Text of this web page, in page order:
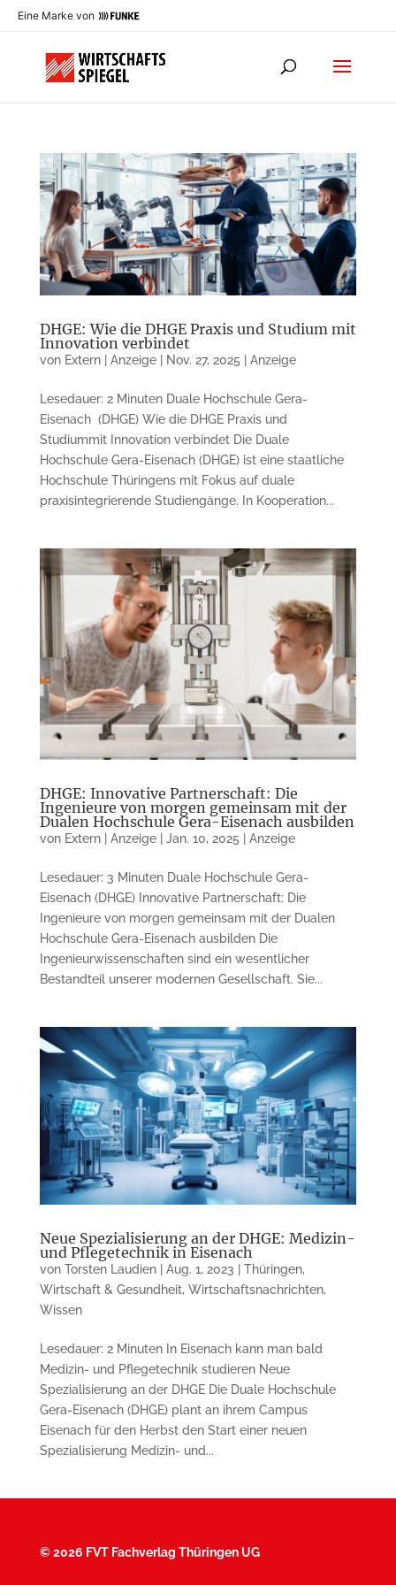
Eine Marke von
DHGE: Wie die DHGE Praxis und Studium mit
Innovation verbindet
von Extern | Anzeige| Nov. 27, 2025 Anzeige
Lesedauer: 2 Minuten Duale Hochschule Gera-
Eisenach (DHGE) Wie die DHGE Praxis und
Studiummit Innovation verbindet Die Duale
Hochschule Gera-Eisenach (DHGE) ist eine staatliche
Hochschule Thüringens mit Fokus auf duale
praxisintegrierende Studiengänge. In Kooperation...
DHGE: Innovative Partnerschaft: Die
Ingenieure von morgen gemeinsam mit der
Dualen Hochschule Gera-Eisenach ausbilden
von Extern | Anzeige| Jan. 10, 2025 Anzeige
Lesedauer: 3 Minuten Duale Hochschule Gera-
Eisenach (DHGE) Innovative Partnerschaft: Die
Ingenieure von morgen gemeinsam mit der Dualen
Hochschule Gera-Eisenach ausbilden Die
Ingenieurwissenschaften sind ein wesentlicher
Bestandteil unserer modernen Gesellschaft. Sie...
Neue Spezialisierung an der DHGE: Medizin-
und Pflegetechnik in Eisenach
von Torsten Laudien| Aug. 1, 2023 Thüringen,
Wirtschaft & Gesundheit, Wirtschaftsnachrichten,
Wissen
Lesedauer: 2 Minuten In Eisenach kann man bald
Medizin- und Pflege­technik studieren Neue
Spezialisierung an der DHGE Die Duale Hochschule
Gera-Eisenach (DHGE) plant an ihrem Campus
Eisenach für den Herbst den Start einer neuen
Spezialisierung Medizin- und...
©2026 FVT Fachverlag Thüringen UG